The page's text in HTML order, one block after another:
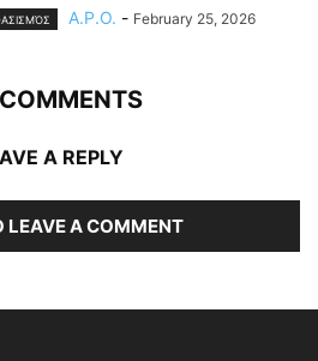
A.P.O. - February 25, 2026
A REPLY
LEAVE A COMMENT